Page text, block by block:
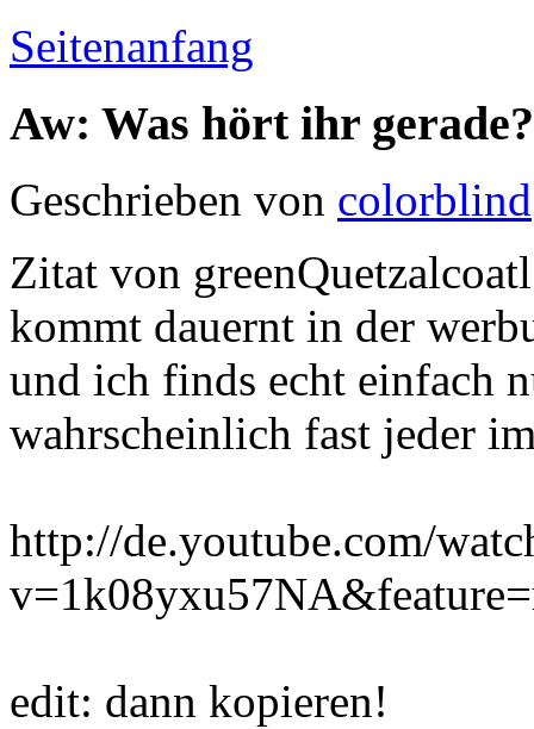
Seitenanfang
Aw: Was hört ihr gerade?
Geschrieben von colorblind
Zitat von
kommt dauernt in der
und ich finds echt einfach
wahrscheinlich fast jeder
http://de.youtube.com/
edit: dann kopieren!